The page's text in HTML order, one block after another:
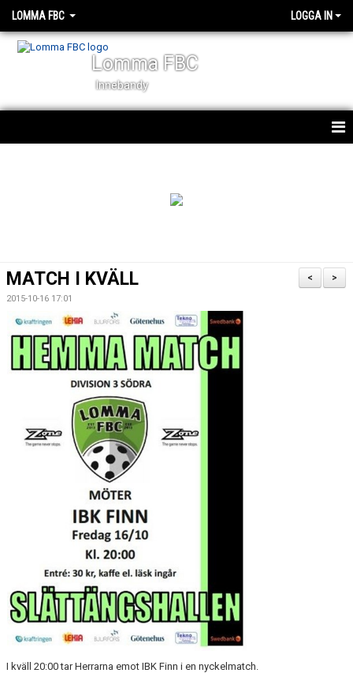
LOMMA FBC LOGGA IN
Lomma FBC
Innebandy
VÅRA LAG
STYRELSEN
MATCHER
LOMMA FBC SHOPPEN
>
<
MATCH I KVÄLL
2015-10-16 17:01
I kväll 20:00 tar Herrarna emot IBK Finn i en nyckelmatch.